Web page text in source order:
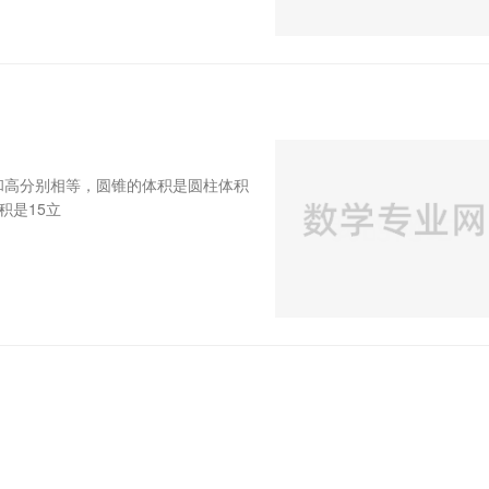
分别相等，圆锥的体积是圆柱体积
是15立